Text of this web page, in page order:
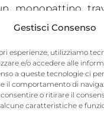
Gestisci Consenso
esperienze, utilizziamo
e/o accedere alle
a queste tecnologie ci
il comportamento di
o ritirare il
caratteristiche e
monopattino
e